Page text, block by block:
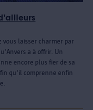
vous laisser charmer par
a à offrir. Un
encore plus fier de sa
qu'il comprenne enfin